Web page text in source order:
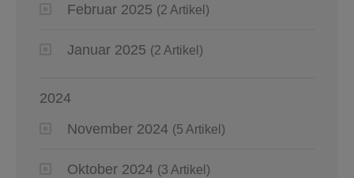
Februar 2025 (2 Artikel)
Januar 2025 (2 Artikel)
2024
November 2024 (5 Artikel)
Oktober 2024 (3 Artikel)